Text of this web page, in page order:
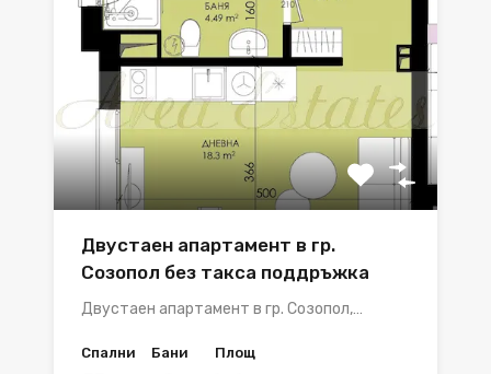
Двустаен апартамент в гр.
Созопол без такса поддръжка
Двустаен апартамент в гр. Созопол,…
Спални Бани Площ